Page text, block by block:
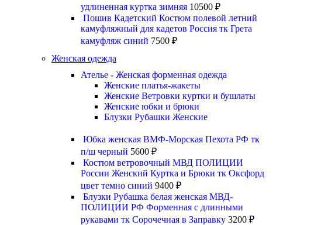
удлиненная куртка зимняя 10500 ₽
Пошив Кадетский Костюм полевой летний
камуфляжный для кадетов Россия тк Грета
камуфляж синий 7500 ₽
Женская одежда
Ателье - Женская форменная одежда
Женские платья-жакеты
Женские Ветровки куртки и бушлаты
Женские юбки и брюки
Блузки Рубашки Женские
Юбка женская ВМФ-Морская Пехота РФ тк
п/ш черный 5600 ₽
Костюм ветровочный МВД ПОЛИЦИИ
России Женский Куртка и Брюки тк Оксфорд
цвет темно синий 9400 ₽
Блузки Рубашка белая женская МВД-
ПОЛИЦИИ РФ Форменная с длинными
рукавами тк Сорочечная в Заправку 3200 ₽